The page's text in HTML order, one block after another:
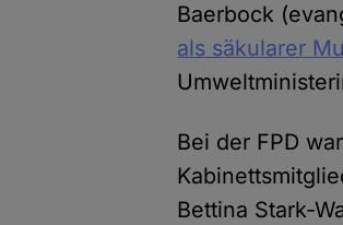
Baerbock
als säkularer
Bei der FPD
Bettina Stark-